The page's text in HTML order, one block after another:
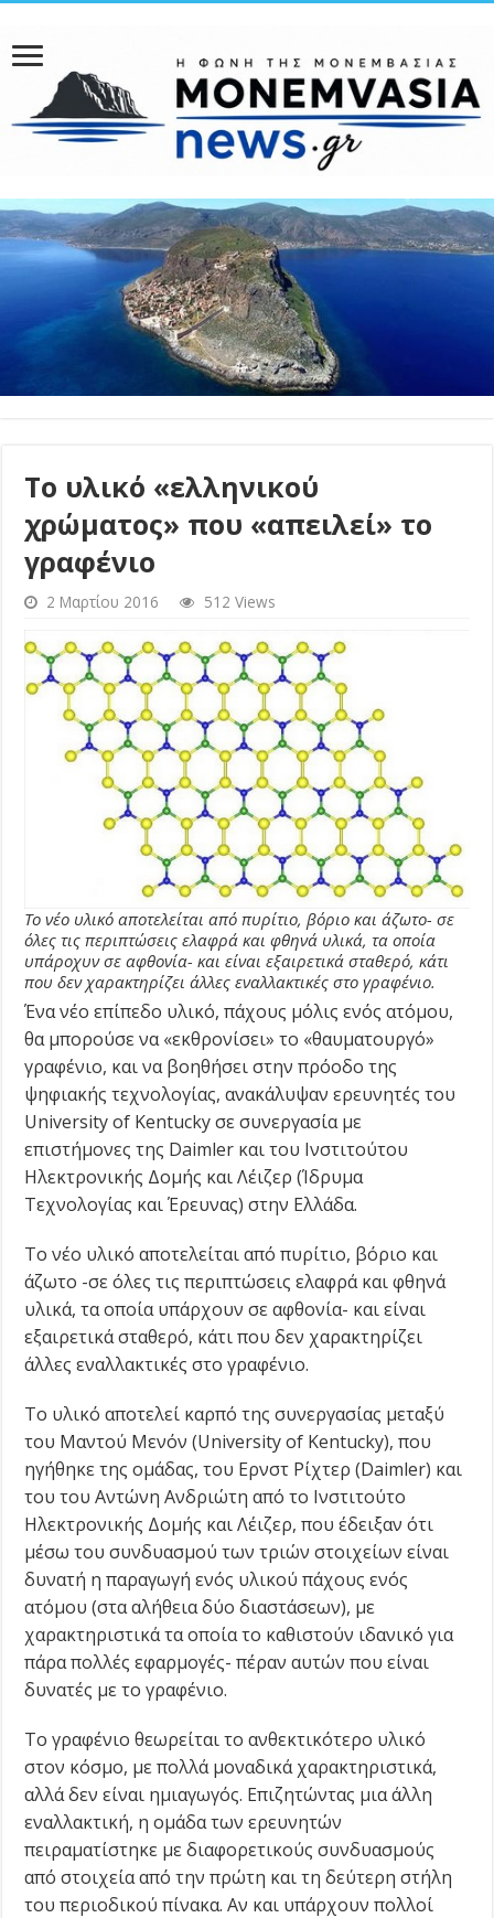
Το υλικό «ελληνικού
χρώματος» που «απειλεί» το
γραφένιο
2 Μαρτίου 2016 512 Views
To νέο υλικό αποτελείται από πυρίτιο, βόριο και άζωτο- σε
όλες τις περιπτώσεις ελαφρά και φθηνά υλικά, τα οποία
υπάροχυν σε αφθονία- και είναι εξαιρετικά σταθερό, κάτι
που δεν χαρακτηρίζει άλλες εναλλακτικές στο γραφένιο.
Ένα νέο επίπεδο υλικό, πάχους μόλις ενός ατόμου,
θα μπορούσε να «εκθρονίσει» το «θαυματουργό»
γραφένιο, και να βοηθήσει στην πρόοδο της
ψηφιακής τεχνολογίας, ανακάλυψαν ερευνητές του
University of Kentucky σε συνεργασία με
επιστήμονες της Daimler και του Ινστιτούτου
Ηλεκτρονικής Δομής και Λέιζερ (Ίδρυμα
Τεχνολογίας και Έρευνας) στην Ελλάδα.
To νέο υλικό αποτελείται από πυρίτιο, βόριο και
άζωτο -σε όλες τις περιπτώσεις ελαφρά και φθηνά
υλικά, τα οποία υπάρχουν σε αφθονία- και είναι
εξαιρετικά σταθερό, κάτι που δεν χαρακτηρίζει
άλλες εναλλακτικές στο γραφένιο.
Το υλικό αποτελεί καρπό της συνεργασίας μεταξύ
του Μαντού Μενόν (University of Kentucky), που
ηγήθηκε της ομάδας, του Ερνστ Ρίχτερ (Daimler) και
του του Αντώνη Ανδριώτη από το Ινστιτούτο
Ηλεκτρονικής Δομής και Λέιζερ, που έδειξαν ότι
μέσω του συνδυασμού των τριών στοιχείων είναι
δυνατή η παραγωγή ενός υλικού πάχους ενός
ατόμου (στα αλήθεια δύο διαστάσεων), με
χαρακτηριστικά τα οποία το καθιστούν ιδανικό για
πάρα πολλές εφαρμογές- πέραν αυτών που είναι
δυνατές με το γραφένιο.
Το γραφένιο θεωρείται το ανθεκτικότερο υλικό
στον κόσμο, με πολλά μοναδικά χαρακτηριστικά,
αλλά δεν είναι ημιαγωγός. Επιζητώντας μια άλλη
εναλλακτική, η ομάδα των ερευνητών
πειραματίστηκε με διαφορετικούς συνδυασμούς
από στοιχεία από την πρώτη και τη δεύτερη στήλη
του περιοδικού πίνακα. Αν και υπάρχουν πολλοί